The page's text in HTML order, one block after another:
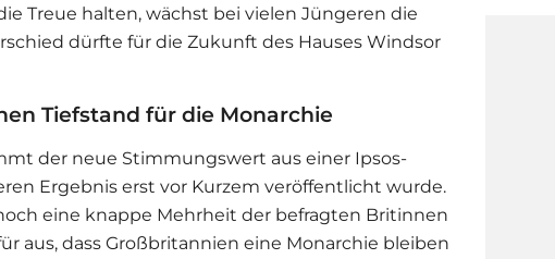
Treue halten, wächst bei vielen Jüngeren die
dürfte für die Zukunft des Hauses Windsor
Tiefstand für die Monarchie
der neue Stimmungswert aus einer Ipsos-
Ergebnis erst vor Kurzem veröffentlicht wurde.
eine knappe Mehrheit der befragten Britinnen
aus, dass Großbritannien eine Monarchie bleiben